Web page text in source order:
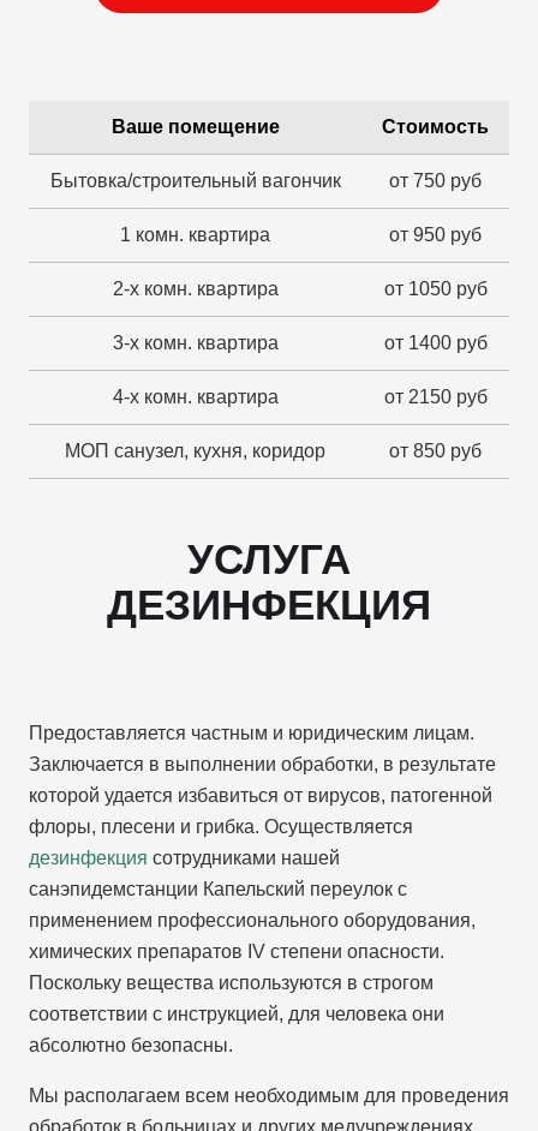
Ваше помещение Стоимость
Бытовка/строительный вагончик от 750 руб
1 комн. квартира от 950 руб
2-х комн. квартира от 1050 руб
3-х комн. квартира от 1400 руб
4-х комн. квартира от 2150 руб
МОП санузел, кухня, коридор от 850 руб
УСЛУГА
ДЕЗИНФЕКЦИЯ
Предоставляется частным и юридическим лицам.
Заключается в выполнении обработки, в результате
которой удается избавиться от вирусов, патогенной
флоры, плесени и грибка. Осуществляется
дезинфекция сотрудниками нашей
санэпидемстанции Капельский переулок с
применением профессионального оборудования,
химических препаратов IV степени опасности.
Поскольку вещества используются в строгом
соответствии с инструкцией, для человека они
абсолютно безопасны.
Мы располагаем всем необходимым для проведения